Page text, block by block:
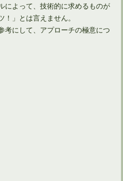
によって、技術的に求めるものが
」とは言えません。
考にして、アプローチの極意につ